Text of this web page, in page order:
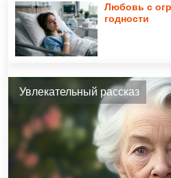
Любовь с
годности
Увлекательный рассказ